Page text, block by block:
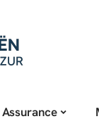
Assurance